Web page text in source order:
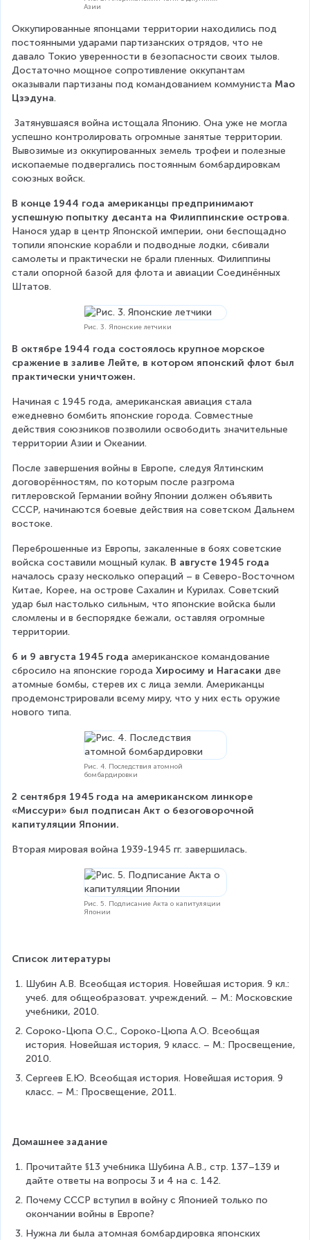
Азии
Оккупированные японцами территории находились под
постоянными ударами партизанских отрядов, что не
давало Токио уверенности в безопасности своих тылов.
Достаточно мощное сопротивление оккупантам
оказывали партизаны под командованием коммуниста Мао
Цзэдуна.
Затянувшаяся война истощала Японию. Она уже не могла
успешно контролировать огромные занятые территории.
Вывозимые из оккупированных земель трофеи и полезные
ископаемые подвергались постоянным бомбардировкам
союзных войск.
В конце 1944 года американцы предпринимают
успешную попытку десанта на Филиппинские острова.
Нанося удар в центр Японской империи, они беспощадно
топили японские корабли и подводные лодки, сбивали
самолеты и практически не брали пленных. Филиппины
стали опорной базой для флота и авиации Соединённых
Штатов.
Рис. 3. Японские летчики
В октябре 1944 года состоялось крупное морское
сражение в заливе Лейте, в котором японский флот был
практически уничтожен.
Начиная с 1945 года, американская авиация стала
ежедневно бомбить японские города. Совместные
действия союзников позволили освободить значительные
территории Азии и Океании.
После завершения войны в Европе, следуя Ялтинским
договорённостям, по которым после разгрома
гитлеровской Германии войну Японии должен объявить
СССР, начинаются боевые действия на советском Дальнем
востоке.
Переброшенные из Европы, закаленные в боях советские
войска составили мощный кулак. В августе 1945 года
началось сразу несколько операций – в Северо-Восточном
Китае, Корее, на острове Сахалин и Курилах. Советский
удар был настолько сильным, что японские войска были
сломлены и в беспорядке бежали, оставляя огромные
территории.
6 и 9 августа 1945 года американское командование
сбросило на японские города Хиросиму и Нагасаки две
атомные бомбы, стерев их с лица земли. Американцы
продемонстрировали всему миру, что у них есть оружие
нового типа.
Рис. 4. Последствия атомной
бомбардировки
2 сентября 1945 года на американском линкоре
«Миссури» был подписан Акт о безоговорочной
капитуляции Японии.
Вторая мировая война 1939-1945 гг. завершилась.
Рис. 5. Подписание Акта о капитуляции
Японии
Список литературы
Шубин А.В. Всеобщая история. Новейшая история. 9 кл.:
учеб. для общеобразоват. учреждений. – М.: Московские
учебники, 2010.
Сороко-Цюпа О.С., Сороко-Цюпа А.О. Всеобщая
история. Новейшая история, 9 класс. – М.: Просвещение,
2010.
Сергеев Е.Ю. Всеобщая история. Новейшая история. 9
класс. – М.: Просвещение, 2011.
Домашнее задание
Прочитайте §13 учебника Шубина А.В., стр. 137–139 и
дайте ответы на вопросы 3 и 4 на с. 142.
Почему СССР вступил в войну с Японией только по
окончании войны в Европе?
Нужна ли была атомная бомбардировка японских